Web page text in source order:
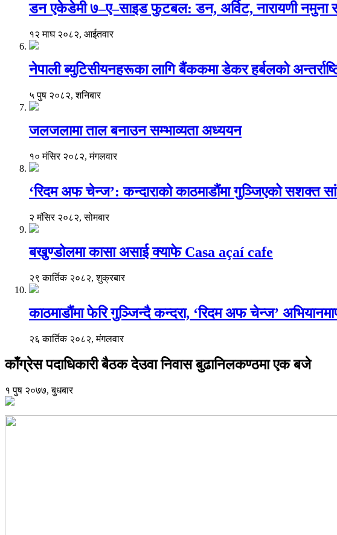
डन एकेडेमी ७–ए–साइड फुटबल: डन, अर्विट, नारायणी नमुना र
१२ माघ २०८२, आईतवार
नेपाली ब्युटिसीयनहरूका लागि बैंककमा डेकर हर्बलको
५ पुष २०८२, शनिबार
जलजलामा ताल बनाउन सम्भाव्यता अध्ययन
१० मंसिर २०८२, मंगलवार
‘रिदम अफ चेन्ज’: कन्दाराको काठमाडौंमा गुञ्जिएको सशक्त
२ मंसिर २०८२, सोमबार
बखुण्डोलमा कासा असाई क्याफे Casa açaí cafe
२९ कार्तिक २०८२, शुक्रबार
काठमाडौंमा फेरि गुञ्जिन्दै कन्दरा, ‘रिदम अफ चेन्ज’
२६ कार्तिक २०८२, मंगलवार
काँग्रेस पदाधिकारी बैठक देउवा निवास बुढानिलकण्ठमा एक बजे
१ पुष २०७७, बुधबार